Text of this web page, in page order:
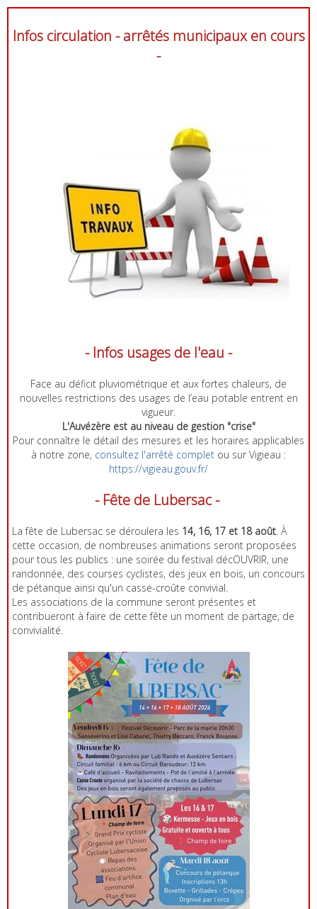
Infos circulation - arrêtés municipaux en cours
-
- Infos usages de l'eau -
Face au déficit pluviométrique et aux fortes chaleurs, de
nouvelles restrictions des usages de l’eau potable entrent en
vigueur.
L'Auvézère est au niveau de gestion "crise"
Pour connaître le détail des mesures et les horaires applicables
à notre zone, consultez l'arrêté complet ou sur Vigieau :
https://vigieau.gouv.fr/
- Fête de Lubersac -
La fête de Lubersac se déroulera les 14, 16, 17 et 18 août . À
cette occasion, de nombreuses animations seront proposées
pour tous les publics : une soirée du festival décOUVRIR, une
randonnée, des courses cyclistes, des jeux en bois, un concours
de pétanque ainsi qu'un casse-croûte convivial.
Les associations de la commune seront présentes et
contribueront à faire de cette fête un moment de partage, de
convivialité.